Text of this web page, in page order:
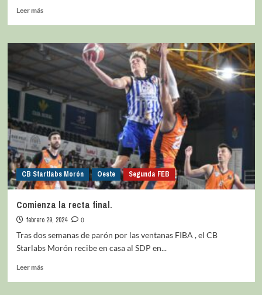
Leer más
CB Startlabs Morón Oeste Segunda FEB
Comienza la recta final.
febrero 29, 2024
0
Tras dos semanas de parón por las ventanas FIBA , el CB
Starlabs Morón recibe en casa al SDP en...
Leer más